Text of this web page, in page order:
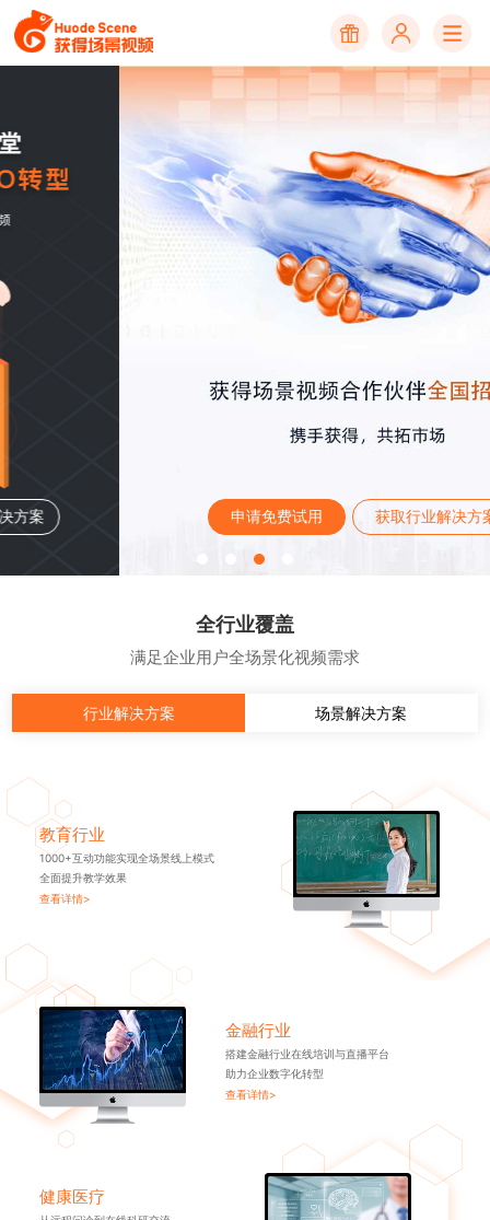
申请免费试用 获取行业解决方案
全行业覆盖
满足企业用户全场景化视频需求
行业解决方案 场景解决方案
教育行业
1000+互动功能实现全场景线上模式
全面提升教学效果
查看详情>
金融行业
搭建金融行业在线培训与直播平台
助力企业数字化转型
查看详情>
健康医疗